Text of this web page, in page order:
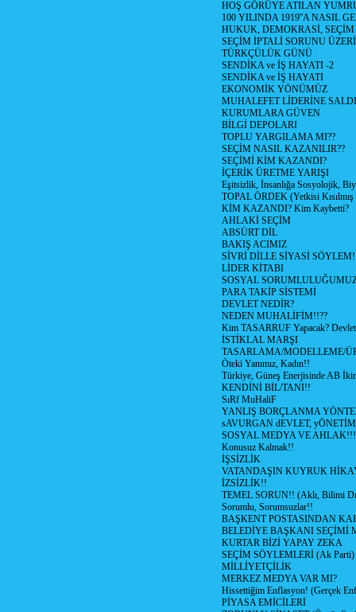
HOŞ GÖRÜYE ATILAN
100 YILINDA 1919''A NASIL
HUKUK, DEMOKRASİ, SEÇİM
SEÇİM İPTALİ SORUNU
TÜRKÇÜLÜK GÜNÜ
SENDİKA ve İŞ HAYATI -2
SENDİKA ve İŞ HAYATI
EKONOMİK YÖNÜMÜZ
MUHALEFET LİDERİNE
KURUMLARA GÜVEN
BİLGİ DEPOLARI
TOPLU YARGILAMA MI??
SEÇİM NASIL KAZANILIR??
SEÇİMİ KİM KAZANDI?
İÇERİK ÜRETME YARIŞI
Eşitsizlik, İnsanlığa Sosyolojik,
TOPAL ÖRDEK (Yetkisi
KİM KAZANDI? Kim Kaybetti?
AHLAKİ SEÇİM
ABSÜRT DİL
BAKIŞ ACIMIZ
SİVRİ DİLLE SİYASİ
LİDER KİTABI
SOSYAL
PARA TAKİP SİSTEMİ
DEVLET NEDİR?
NEDEN MUHALİFİM!!??
Kim TASARRUF Yapacak? Devlet
İSTİKLAL MARŞI
TASARLAMA/MODELLEME/
Öteki Yanımız, Kadın!!
Türkiye, Güneş Enerjisinde AB
KENDİNİ BİL/TANI!!
SıRf MuHaliF
YANLIŞ BORÇLANMA
sAVURGAN dEVLET,
SOSYAL MEDYA VE AHLAK!!!
Konusuz Kalmak!!
İŞSİZLİK
VATANDAŞIN KUYRUK
İZSİZLİK!!
TEMEL SORUN!! (Aklı, Bilimi
Sorumlu, Sorumsuzlar!!
BAŞKENT POSTASINDAN
BELEDİYE BAŞKANI SEÇİMİ
KURTAR BİZİ YAPAY ZEKA
SEÇİM SÖYLEMLERİ (Ak Parti)
MİLLİYETÇİLİK
MERKEZ MEDYA VAR MI?
Hissettiğim Enflasyon! (Gerçek
PİYASA EMİCİLERİ